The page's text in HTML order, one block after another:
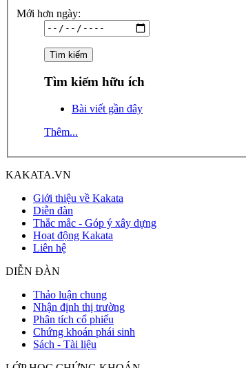
Mới hơn ngày:
Tìm kiếm hữu ích
Bài viết gần đây
Thêm...
KAKATA.VN
Giới thiệu về Kakata
Diễn đàn
Thắc mắc - Góp ý xây dựng
Hoạt động Kakata
Liên hệ
DIỄN ĐÀN
Thảo luận chung
Nhận định thị trường
Phân tích cổ phiếu
Chứng khoán phái sinh
Sách - Tài liệu